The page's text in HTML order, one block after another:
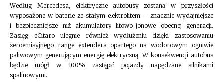
Według Mercedesa, elektryczne autobusy zostaną w przyszłości
wyposażone w baterie ze stałym elektrolitem – znacznie wydajniejsze
i bezpieczniejsze niż akumulatory litowo-jonowe obecnej generacji.
Zasięg eCitaro ulegnie również wydłużeniu dzięki zastosowaniu
zeroemisyjnego range extendera opartego na wodorowym ogniwie
paliwowym generującym energię elektryczną. W konsekwencji autobus
będzie mógł w 100% zastąpić pojazdy napędzane silnikami
spalinowymi.